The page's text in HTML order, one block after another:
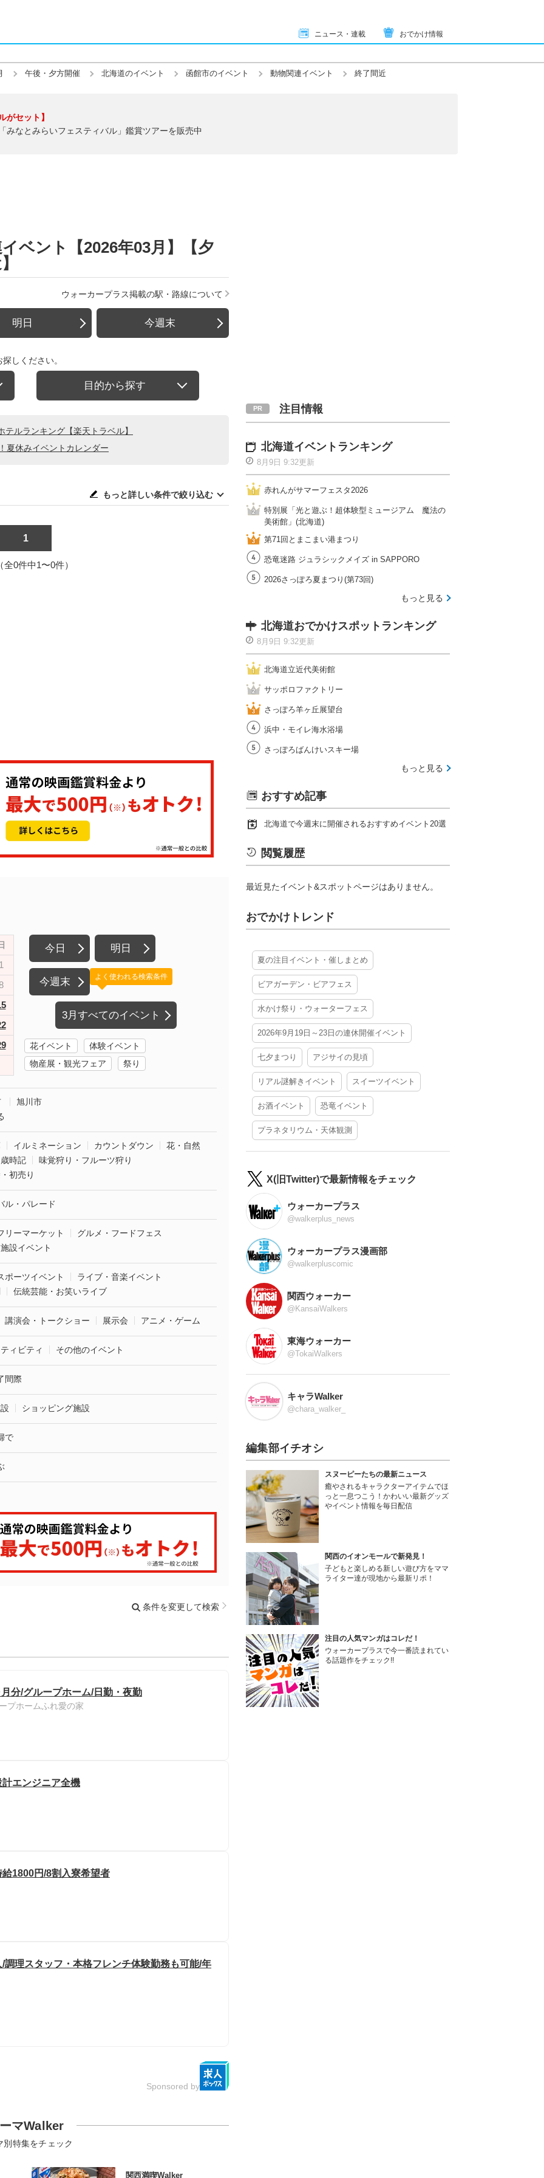
ニュース・連載 おでかけ情報
午後・夕方開催 北海道のイベント 函館市のイベント 動物関連イベント 終了間近
がセット】
みなとみらいフェスティバル」鑑賞ツアーを販売中
ベント【2026年03月】【夕
ウォーカープラス掲載の駅・路線について
明日 今週末
しください。
目的から探す
ルランキング【楽天トラベル】
夏休みイベントカレンダー
もっと詳しい条件で絞り込む
1
全0件中1〜0件）
今日 明日
今週末
3月すべてのイベント
よく使われる検索条件
花イベント
体験イベント
物産展・観光フェア
祭り
旭川市
イルミネーション カウントダウン
花・自然
時記
味覚狩り・フルーツ狩り
初売り
ル・パレード
リーマーケット
グルメ・フードフェス
設イベント
ポーツイベント
ライブ・音楽イベント
伝統芸能・お笑いライブ
講演会・トークショー 展示会 アニメ・ゲーム
ィビティ その他のイベント
間際
ショッピング施設
で
条件を変更して検索
分/グループホーム/日勤・夜勤
プホームふれ愛の家
エンジニア全機
1800円/8割入寮希望者
理スタッフ・本格フレンチ体験勤務も可能/年
Sponsored by
マWalker
別特集をチェック
関西満喫Walker
注目情報
北海道イベントランキング
8月9日 9:32更新
赤れんがサマーフェスタ2026
特別展「光と遊ぶ！超体験型ミュージアム 魔法の
美術館」(北海道)
第71回とまこまい港まつり
恐竜迷路 ジュラシックメイズ in SAPPORO
2026さっぽろ夏まつり(第73回)
もっと見る
北海道おでかけスポットランキング
8月9日 9:32更新
北海道立近代美術館
サッポロファクトリー
さっぽろ羊ヶ丘展望台
浜中・モイレ海水浴場
さっぽろばんけいスキー場
もっと見る
おすすめ記事
北海道で今週末に開催されるおすすめイベント20選
閲覧履歴
最近見たイベント&スポットページはありません。
おでかけトレンド
夏の注目イベント・催しまとめ
ビアガーデン・ビアフェス
水かけ祭り・ウォーターフェス
2026年9月19日～23日の連休開催イベント
七夕まつり アジサイの見頃
リアル謎解きイベント スイーツイベント
お酒イベント 恐竜イベント
プラネタリウム・天体観測
X(旧Twitter)で最新情報をチェック
ウォーカープラス
@walkerplus_news
ウォーカープラス漫画部
@walkerpluscomic
関西ウォーカー
@KansaiWalkers
東海ウォーカー
@TokaiWalkers
キャラWalker
@chara_walker_
編集部イチオシ
スヌーピーたちの最新ニュース
癒やされるキャラクターアイテムでほ
っと一息つこう！かわいい最新グッズ
やイベント情報を毎日配信
関西のイオンモールで新発見！
子どもと楽しめる新しい遊び方をママ
ライター達が現地から最新リポ！
注目の人気マンガはコレだ！
ウォーカープラスで今一番読まれてい
る話題作をチェック!!